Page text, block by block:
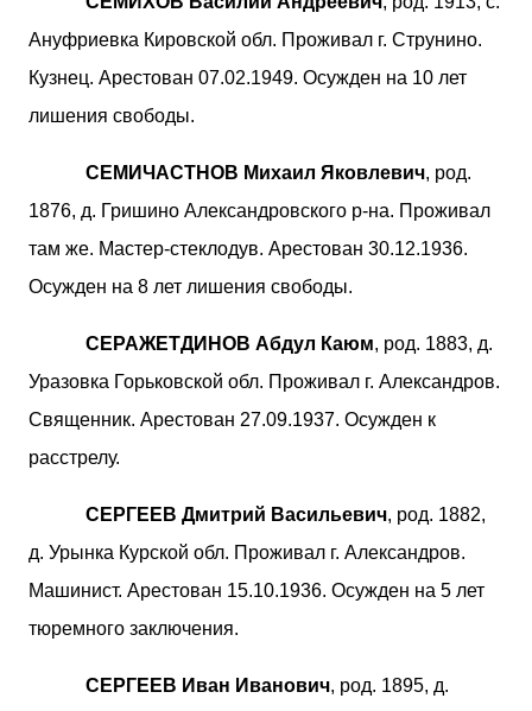
Ануфриевка Кировской обл. Проживал г. Струнино.
Кузнец. Арестован 07.02.1949. Осужден на 10 лет
лишения свободы.
СЕМИЧАСТНОВ Михаил Яковлевич, род.
1876, д. Гришино Александровского р-на. Проживал
там же. Мастер-стеклодув. Арестован 30.12.1936.
Осужден на 8 лет лишения свободы.
СЕРАЖЕТДИНОВ Абдул Каюм, род. 1883, д.
Уразовка Горьковской обл. Проживал г. Александров.
Священник. Арестован 27.09.1937. Осужден к
расстрелу.
СЕРГЕЕВ Дмитрий Васильевич, род. 1882,
д. Урынка Курской обл. Проживал г. Александров.
Машинист. Арестован 15.10.1936. Осужден на 5 лет
тюремного заключения.
СЕРГЕЕВ Иван Иванович, род. 1895, д.